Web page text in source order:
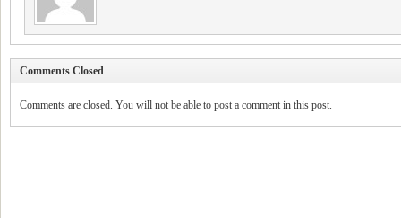
Comments Closed
Comments are closed. You will not be able to post a comment in this post.